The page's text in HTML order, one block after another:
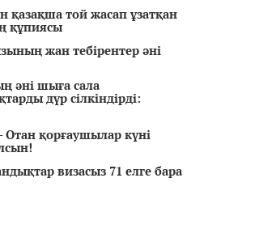
қазақша той жасап ұзатқан
құпиясы
жан тебірентер әні
әні шыға сала
дүр сілкіндірді:
қорғаушылар күні
визасыз 71 елге бара